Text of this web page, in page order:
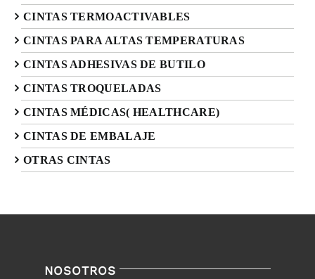
CINTAS TERMOACTIVABLES
CINTAS PARA ALTAS TEMPERATURAS
CINTAS ADHESIVAS DE BUTILO
CINTAS TROQUELADAS
CINTAS MÉDICAS( HEALTHCARE)
CINTAS DE EMBALAJE
OTRAS CINTAS
NOSOTROS